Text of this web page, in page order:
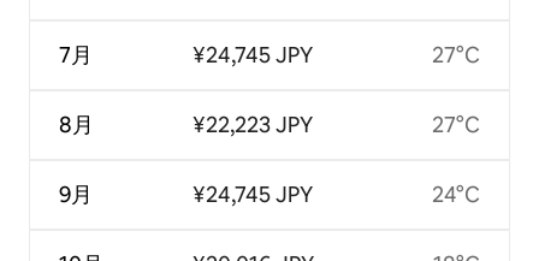
7月
8月
9月
¥24,745 JPY
¥22,223 JPY
¥24,745 JPY
27°C
27°C
24°C